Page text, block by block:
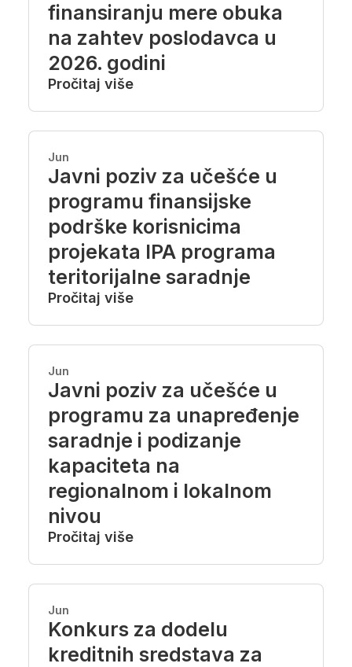
finansiranju mere obuka
na zahtev poslodavca u
2026. godini
Pročitaj više
Jun
Javni poziv za učešće u
programu finansijske
podrške korisnicima
projekata IPA programa
teritorijalne saradnje
Pročitaj više
Jun
Javni poziv za učešće u
programu za unapređenje
saradnje i podizanje
kapaciteta na
regionalnom i lokalnom
nivou
Pročitaj više
Jun
Konkurs za dodelu
kreditnih sredstava za